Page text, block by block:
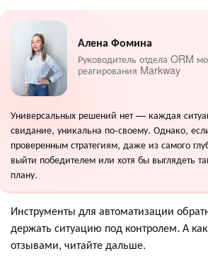
Алена Фомина
Руководитель отдела ORM
реагирования Markway
Универсальных решений нет — каждая
свидание, уникальна по-своему. Однако,
проверенным стратегиям, даже из самого
выйти победителем или хотя бы выглядеть
плану.
Инструменты для автоматизации
держать ситуацию под контролем. А как
отзывами, читайте дальше.